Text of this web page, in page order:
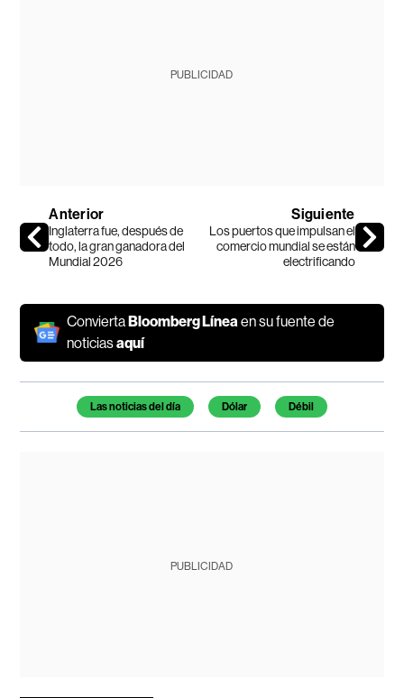
PUBLICIDAD
Anterior
Inglaterra fue, después de
todo, la gran ganadora del
Mundial 2026
Siguiente
Los puertos que impulsan el
comercio mundial se están
electrificando
ConviertaBloomberg Línea en su fuente de
noticiasaquí
Temas de este artículo
Las noticias del día Dólar Débil
PUBLICIDAD